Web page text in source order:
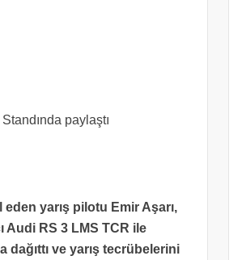
paylaştı
yarış pilotu Emir Aşarı,
Audi RS 3 LMS TCR ile
ve yarış tecrübelerini